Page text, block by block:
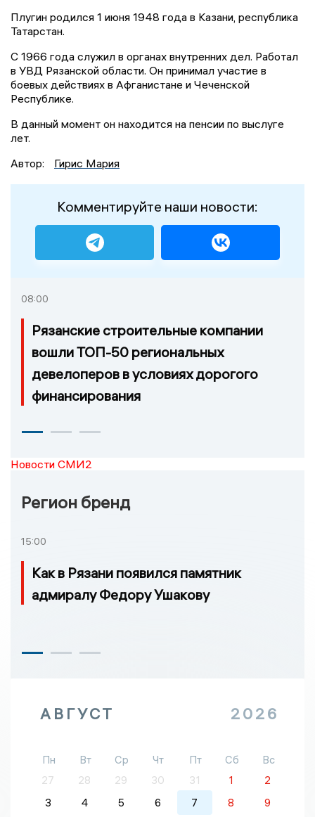
Плугин родился 1 июня 1948 года в Казани, республика
Татарстан.
С 1966 года служил в органах внутренних дел. Работал
в УВД Рязанской области. Он принимал участие в
боевых действиях в Афганистане и Чеченской
Республике.
В данный момент он находится на пенсии по выслуге
лет.
Автор:
Гирис Мария
Комментируйте наши новости:
08:00
Рязанские строительные компании
вошли ТОП-50 региональных
девелоперов в условиях дорогого
финансирования
Новости СМИ2
Регион бренд
15:00
Как в Рязани появился памятник
адмиралу Федору Ушакову
АВГУСТ 2026
Пн Вт Ср Чт Пт Сб
Вс
27
28 29 30 31 1
2
3
4 5 6 7 8
9